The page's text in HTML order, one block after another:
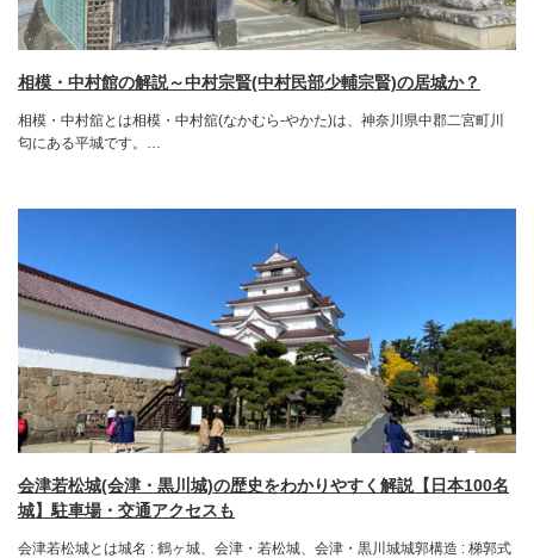
相模・中村館の解説～中村宗賢(中村民部少輔宗賢)の居城か？
相模・中村舘とは相模・中村舘(なかむら-やかた)は、神奈川県中郡二宮町川
匂にある平城です。…
会津若松城(会津・黒川城)の歴史をわかりやすく解説【日本100名
城】駐車場・交通アクセスも
会津若松城とは城名 : 鶴ヶ城、会津・若松城、会津・黒川城城郭構造 : 梯郭式